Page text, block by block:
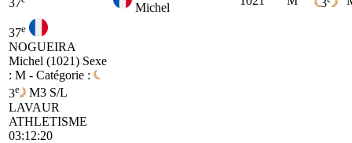
Michel
37e
NOGUEIRA
Michel (1021) Sexe
: M - Catégorie :
3e M3 S/L
LAVAUR
ATHLETISME
03:12:20